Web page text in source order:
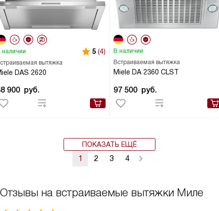
вытяжка
DAS 2620
наличии 5 (4)
900 руб.
Встраиваемая вытяжка
Miele DA 2360 CLST
В наличии
97 500 руб.
ПОКАЗАТЬ ЕЩЁ
1 2 3 4
Отзывы на встраиваемые вытяжки Миле